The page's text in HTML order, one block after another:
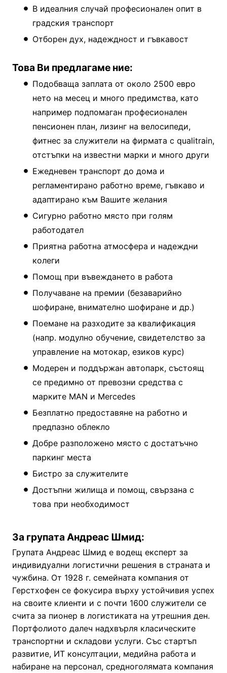
В идеалния случай професионален опит в
градския транспорт
Отборен дух, надеждност и гъвкавост
Това Ви предлагаме ние:
Подобваща заплата от около 2500 евро
нето на месец и много предимства, като
например подпомаган професионален
пенсионен план, лизинг на велосипеди,
фитнес за служители на фирмата с qualitrain,
отстъпки на известни марки и много други
Ежедневен транспорт до дома и
регламентирано работно време, гъвкаво и
адаптирано към Вашите желания
Сигурно работно място при голям
работодател
Приятна работна атмосфера и надеждни
колеги
Помощ при въвеждането в работа
Получаване на премии (безаварийно
шофиране, внимателно шофиране и др.)
Поемане на разходите за квалификация
(напр. модулно обучение, свидетелство за
управление на мотокар, езиков курс)
Модерен и поддържан автопарк, състоящ
се предимно от превозни средства с
марките MAN и Mercedes
Безплатно предоставяне на работно и
предпазно облекло
Добре разположено място с достатъчно
паркинг места
Бистро за служителите
Достъпни жилища и помощ, свързана с
това при необходимост
За групата Андреас Шмид:
Групата Андреас Шмид е водещ експерт за
индивидуални логистични решения в страната и
чужбина. От 1928 г. семейната компания от
Герстхофен се фокусира върху устойчивия успех
на своите клиенти и с почти 1600 служители се
счита за пионер в логистиката на утрешния ден.
Портфолиото далеч надхвърля класическите
транспортни и складови услуги. Със стартъп
развитие, ИТ консултации, медийна работа и
набиране на персонал, средноголямата компания